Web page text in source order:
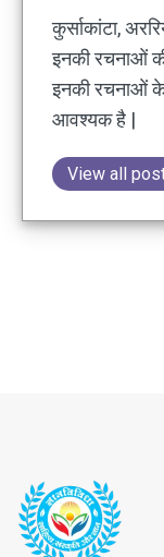
कुर्साकांटा,
इनकी रचनाओं
इनकी रचनाओं
आवश्यक है |
View all